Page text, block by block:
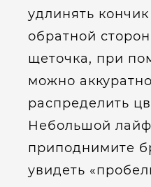
удлинять
обратной
щеточка, при
можно
распределить
Небольшой
приподнимите
увидеть